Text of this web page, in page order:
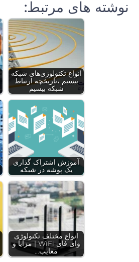
نوشته های مرتبط:
انواع تکنولوژی‌های شبکه
بیسیم ،تاریخچه ارتباط
شبکه بیسیم
آموزش اشتراک گذاری
یک پوشه در شبکه
انواع مختلف تکنولوژی
وای فای WiFi | مزایا و
معایب…